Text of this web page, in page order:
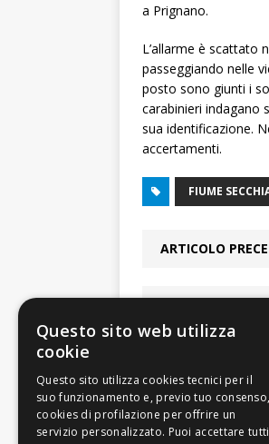
a Prignano.
L’allarme è scattato
passeggiando nelle
posto sono giunti i
carabinieri indagano
sua identificazione.
accertamenti.
FIUME
ARTICOLO
ARTICOLI
Questo sito web utilizza
cookie